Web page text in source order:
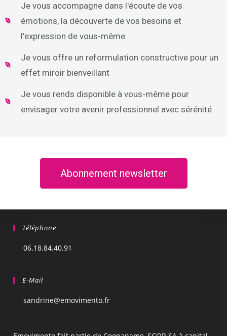
Je vous accompagne dans l'écoute de vos
émotions, la découverte de vos besoins et
l'expression de vous-même
Je vous offre un reformulation constructive pour un
effet miroir bienveillant
Je vous rends disponible à vous-même pour
envisager votre avenir professionnel avec sérénité
Abonnement newsletter
Téléphone
06.18.84.40.91
E-Mail
sandrine@emovimento.fr